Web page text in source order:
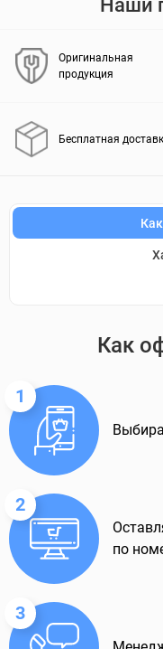
Наши
Оригинальная
продукция
Бесплатная
Как
1
2
по
3